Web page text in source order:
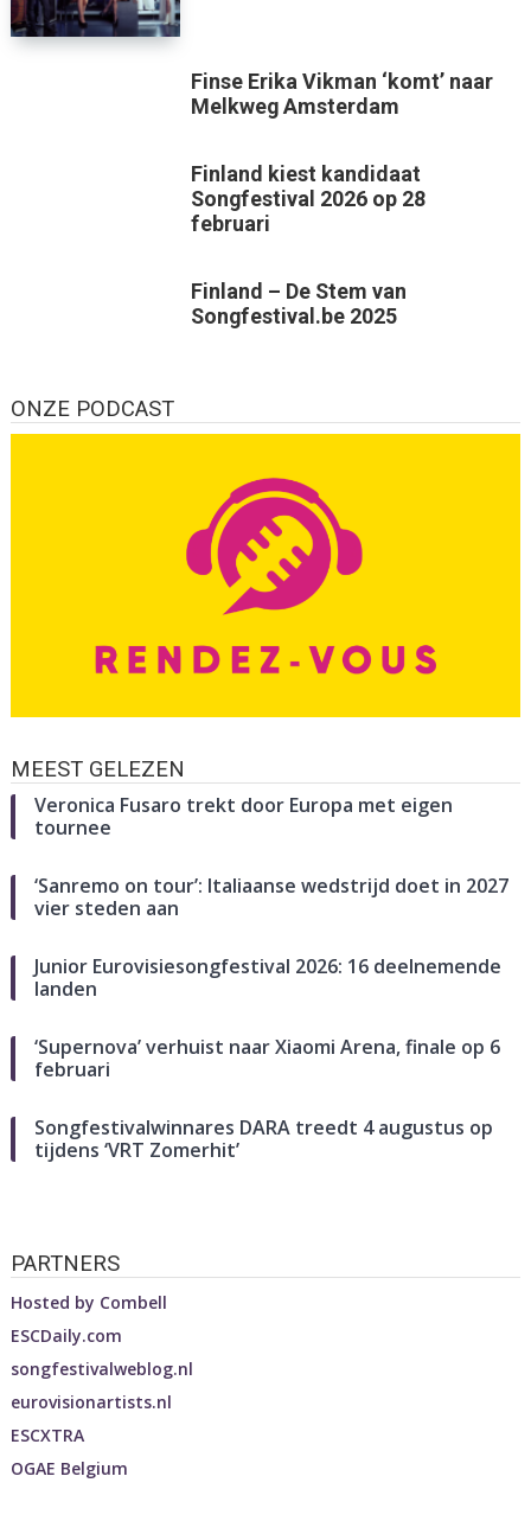
Finse Erika Vikman ‘komt’ naar
Melkweg Amsterdam
Finland kiest kandidaat
Songfestival 2026 op 28
februari
Finland – De Stem van
Songfestival.be 2025
ONZE PODCAST
MEEST GELEZEN
Veronica Fusaro trekt door Europa met eigen
tournee
‘Sanremo on tour’: Italiaanse wedstrijd doet in 2027
vier steden aan
Junior Eurovisiesongfestival 2026: 16 deelnemende
landen
‘Supernova’ verhuist naar Xiaomi Arena, finale op 6
februari
Songfestivalwinnares DARA treedt 4 augustus op
tijdens ‘VRT Zomerhit’
PARTNERS
Hosted by Combell
ESCDaily.com
songfestivalweblog.nl
eurovisionartists.nl
ESCXTRA
OGAE Belgium